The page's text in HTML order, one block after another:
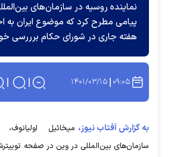
نماینده روسیه در سازمان‌های
پیامی مطرح کرد که موضوع ایران به
هفته جاری در شورای حکام برررسی
۰۹:۰۵ ۱۴۰۱/۰۳/۱۵
به گزارش آفتاب نیوز، میخائیل
سازمان‌های بین‌المللی در وین در صفحه